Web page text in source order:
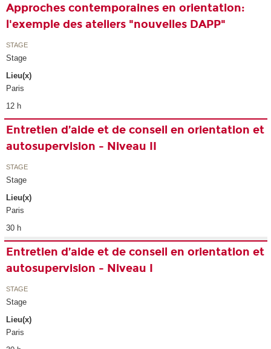
Approches contemporaines en orientation:
l'exemple des ateliers "nouvelles DAPP"
STAGE
Stage
Lieu(x)
Paris
12 h
Entretien d’aide et de conseil en orientation et
autosupervision - Niveau II
STAGE
Stage
Lieu(x)
Paris
30 h
Entretien d’aide et de conseil en orientation et
autosupervision - Niveau I
STAGE
Stage
Lieu(x)
Paris